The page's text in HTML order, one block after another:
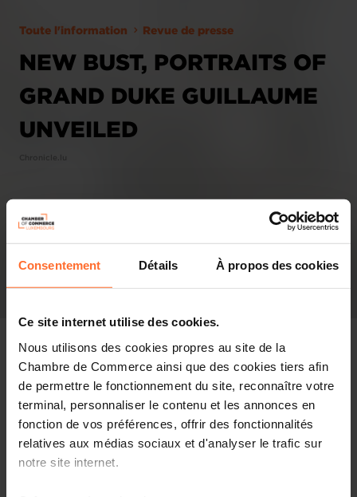
Consentement Détails À propos des cookies
Ce site internet utilise des cookies.
Nous utilisons des cookies propres au site de la
Chambre de Commerce ainsi que des cookies tiers afin
de permettre le fonctionnement du site, reconnaître votre
terminal, personnaliser le contenu et les annonces en
fonction de vos préférences, offrir des fonctionnalités
relatives aux médias sociaux et d'analyser le trafic sur
notre site internet.
Toute l'information Revue de presse
NEW BUST, PORTRAITS OF
GRAND DUKE GUILLAUME
UNVEILED
Revue de presse
Partager cet article